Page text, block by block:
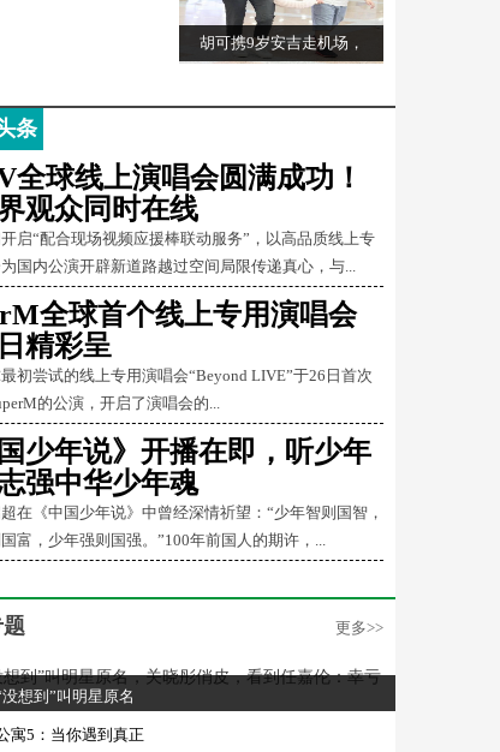
胡可携9岁安吉走机场，
条
全球线上演唱会圆满成功！
观众同时在线
启“配合现场视频应援棒联动服务”，以高品质线上专
国内公演开辟新道路越过空间局限传递真心，与...
全球首个线上专用演唱会
精彩呈
尝试的线上专用演唱会“Beyond LIVE”于26日首次
的公演，开启了演唱会的...
国少年说》开播在即，听少年
强中华少年魂
《中国少年说》中曾经深情祈望：“少年智则国智，
富，少年强则国强。”100年前国人的期许，...
更多>>
想到”叫明星原名
寓5：当你遇到真正